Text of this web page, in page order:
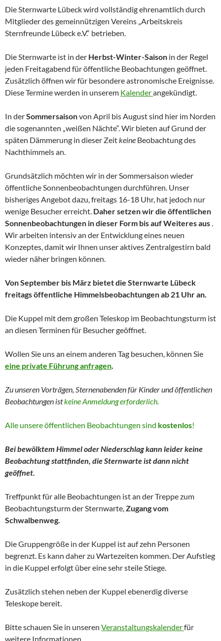
Die Sternwarte Lübeck wird vollständig ehrenamtlich durch
Mitglieder des gemeinnützigen Vereins „Arbeitskreis
Sternfreunde Lübeck e.V.“ betrieben.
Die Sternwarte ist in der Herbst-Winter-Saison in der Regel
jeden Freitagabend für öffentliche Beobachtungen geöffnet.
Zusätzlich öffnen wir für besondere astronomische Ereignisse.
Diese Termine werden in unserem Kalenderangekündigt.
In derSommersaisonvon April bis August sind hier im Norden
die sogenannten „weißen Nächte“. Wir bieten auf Grund der
späten Dämmerung in dieser Zeitkeine Beobachtung des
Nachthimmels an.
Grundsätzlich möchten wir in der Sommersaison wieder
öffentliche Sonnenbeobachtungen durchführen. Unser
bisheriges Angebot dazu, freitags 16-18 Uhr, hat jedoch nur
wenige Besucher erreicht. Daher setzen wir die öffentlichen
Sonnenbeobachtungen in dieser Form bis auf Weiteres aus.
Wir arbeiten intensiv an der Entwicklung eines neuen
Konzeptes, damit wir Ihnen unser aktives Zentralgestirn bald
wieder näher bringen können.
Von September bis März bietet die Sternwarte Lübeck
freitags öffentliche Himmelsbeobachtungen ab 21 Uhr an.
Die Kuppel mit dem großen Teleskop im Beobachtungsturm ist
an diesen Terminen für Besucher geöffnet.
Wollen Sie uns an einem anderen Tag besuchen, können Sie
eine private Führung anfragen.
Zu unseren Vorträgen, Sternenabenden für Kinder undöffentlichen
Beobachtungen istkeine Anmeldung erforderlich.
Alle unsere öffentlichen Beobachtungen sind kostenlos!
Bei bewölktem Himmel oder Niederschlag kann leider keine
Beobachtung stattfinden, die Sternwarte ist dann nicht
geöffnet.
Treffpunkt für alle Beobachtungen ist an der Treppe zum
Beobachtungsturm der Sternwarte,Zugang vom
Schwalbenweg.
Die Gruppengröße in der Kuppel ist auf zehn Personen
begrenzt. Es kann daher zu Wartezeiten kommen. Der Aufstieg
in die Kuppel erfolgt über eine sehr steile Stiege.
Zusätzlich stehen neben der Kuppel ebenerdig diverse
Teleskope bereit.
Bitte schauen Sie in unseren Veranstaltungskalenderfür
weitere Informationen.